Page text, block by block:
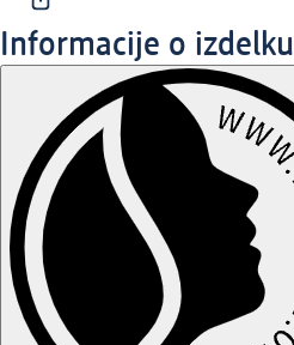
Informacije o izdelku